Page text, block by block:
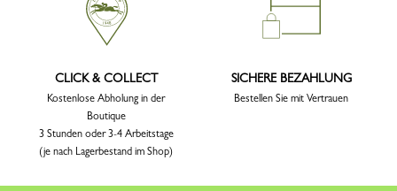
CLICK & COLLECT
Kostenlose Abholung in der
Boutique
3 Stunden oder 3-4 Arbeitstage
(je nach Lagerbestand im Shop)
SICHERE BEZAHLUNG
Bestellen Sie mit Vertrauen